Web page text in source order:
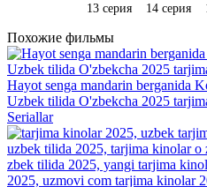
13 серия 14 серия
Похожие фильмы
Hayot senga mandarin berganida
Uzbek tilida O'zbekcha 2025
Seriallar